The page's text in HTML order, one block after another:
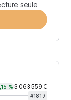
seule
% 3 063 559 €
#1819